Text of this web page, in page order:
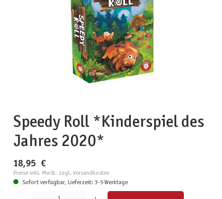
Speedy Roll *Kinderspiel des
Jahres 2020*
18,95 €
Preise inkl. MwSt. zzgl. Versandkosten
Sofort verfügbar, Lieferzeit: 3-5 Werktage
Produkt Anzahl: Gib den gewünschten Wert ein oder benutze die Schaltflächen um die Anzahl zu